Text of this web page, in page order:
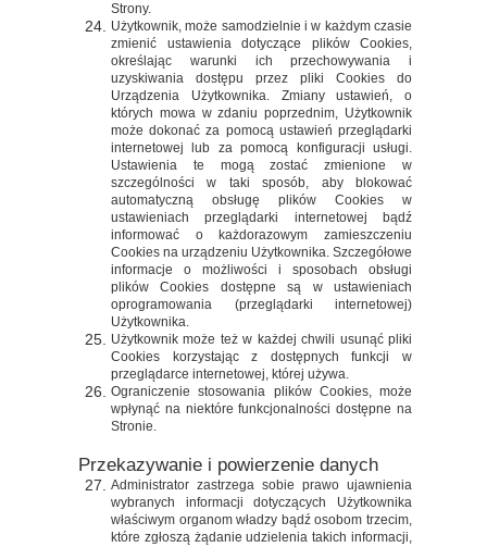
Strony.
Użytkownik, może samodzielnie i w każdym czasie
zmienić ustawienia dotyczące plików Cookies,
określając warunki ich przechowywania i
uzyskiwania dostępu przez pliki Cookies do
Urządzenia Użytkownika. Zmiany ustawień, o
których mowa w zdaniu poprzednim, Użytkownik
może dokonać za pomocą ustawień przeglądarki
internetowej lub za pomocą konfiguracji usługi.
Ustawienia te mogą zostać zmienione w
szczególności w taki sposób, aby blokować
automatyczną obsługę plików Cookies w
ustawieniach przeglądarki internetowej bądź
informować o każdorazowym zamieszczeniu
Cookies na urządzeniu Użytkownika. Szczegółowe
informacje o możliwości i sposobach obsługi
plików Cookies dostępne są w ustawieniach
oprogramowania (przeglądarki internetowej)
Użytkownika.
Użytkownik może też w każdej chwili usunąć pliki
Cookies korzystając z dostępnych funkcji w
przeglądarce internetowej, której używa.
Ograniczenie stosowania plików Cookies, może
wpłynąć na niektóre funkcjonalności dostępne na
Stronie.
Przekazywanie i powierzenie danych
Administrator zastrzega sobie prawo ujawnienia
wybranych informacji dotyczących Użytkownika
właściwym organom władzy bądź osobom trzecim,
które zgłoszą żądanie udzielenia takich informacji,